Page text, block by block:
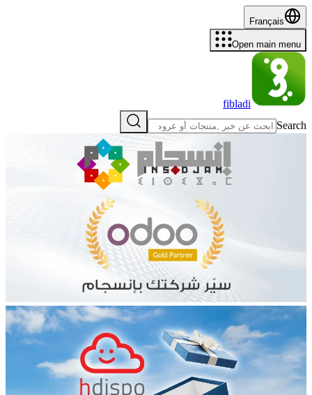
Français
Open main menu
fibladi
Search